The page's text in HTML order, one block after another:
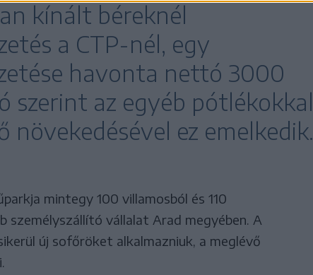
kínált béreknél
a CTP-nél, egy
havonta nettó 3000
szerint az egyéb pótlékokkal
növekedésével ez emelkedik.
mintegy 100 villamosból és 110
személyszállító vállalat Arad megyében. A
új sofőröket alkalmazniuk, a meglévő